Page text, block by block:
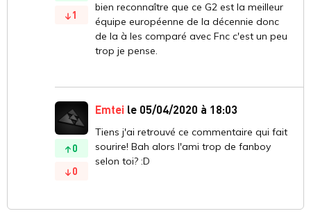
1
bien reconnaître que ce G2 est la meilleur
équipe européenne de la décennie donc
de la à les comparé avec Fnc c'est un peu
trop je pense.
0
0
Emtei le 05/04/2020 à 18:03
Tiens j'ai retrouvé ce commentaire qui fait
sourire! Bah alors l'ami trop de fanboy
selon toi? :D